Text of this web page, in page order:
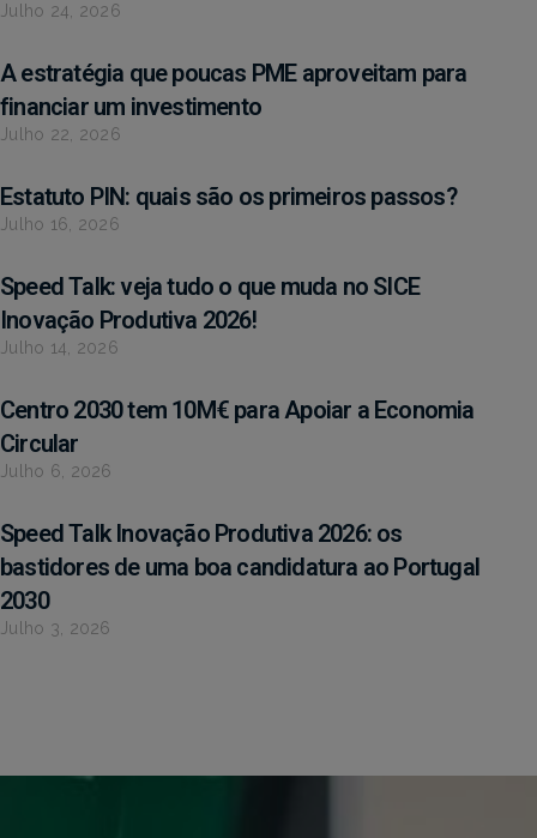
Julho 24, 2026
A estratégia que poucas PME aproveitam para
financiar um investimento
Julho 22, 2026
Estatuto PIN: quais são os primeiros passos?
Julho 16, 2026
Speed Talk: veja tudo o que muda no SICE
Inovação Produtiva 2026!
Julho 14, 2026
Centro 2030 tem 10M€ para Apoiar a Economia
Circular
Julho 6, 2026
Speed Talk Inovação Produtiva 2026: os
bastidores de uma boa candidatura ao Portugal
2030
Julho 3, 2026